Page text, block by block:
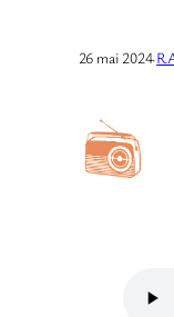
26 mai 2024·